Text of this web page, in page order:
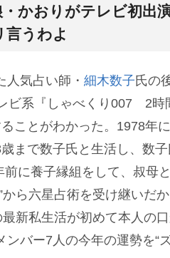
かおりがテレビ初出
言うわよ
気占い師・ 細木数子 氏の
ビ系『しゃべくり007 2時
ことがわかった。1978年
まで数子氏と生活し、数
に養子縁組をして、叔母
ら六星占術を受け継いだ
新私生活が初めて本人の
バー7人の今年の運勢を“